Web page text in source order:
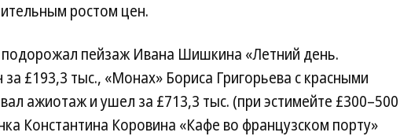
ростом цен.
подорожал пейзаж Ивана Шишкина «Летний день.
£193,3 тыс., «Монах» Бориса Григорьева с красными
ажиотаж и ушел за £713,3 тыс. (при эстимейте £300–500
Константина Коровина «Кафе во французском порту»